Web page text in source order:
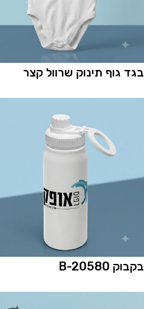
בגד גוף תינוק שרוול קצר
בקבוק B-20580